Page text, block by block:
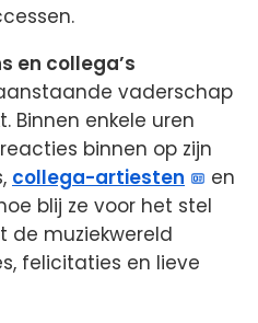
en collega’s
vaderschap
Binnen enkele uren
binnen op zijn
collega-artiesten
en
blij ze voor het stel
de muziekwereld
felicitaties en lieve